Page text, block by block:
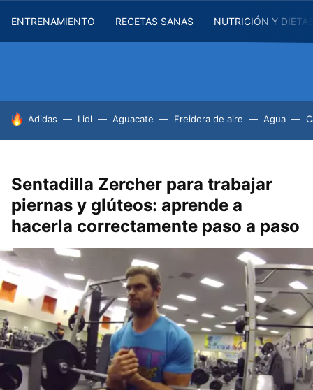
ENTRENAMIENTO RECETAS SANAS NUTRICIÓN Y
HOY SE HABLA DE
Adidas Lidl Aguacate Freidora de aire Agua
Sentadilla Zercher para trabajar
piernas y glúteos: aprende a
hacerla correctamente paso a paso